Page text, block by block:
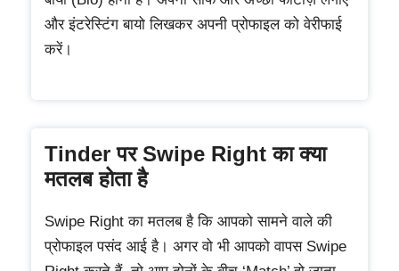
और इंटरेस्टिंग बायो लिखकर अपनी प्रोफाइल को वेरीफाई
करें।
Tinder पर Swipe Right का क्या
मतलब होता है
Swipe Right का मतलब है कि आपको सामने वाले की
प्रोफाइल पसंद आई है। अगर वो भी आपको वापस Swipe